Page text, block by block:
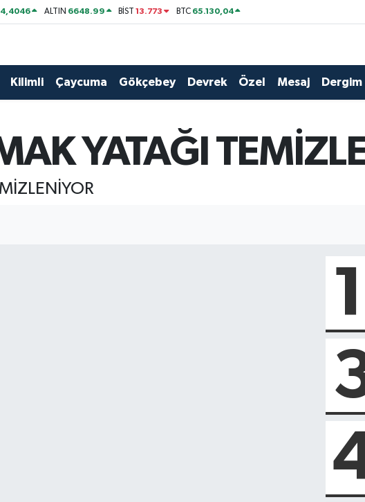
ALTIN 6648.99 BİST13.773 BTC 65.130,04
Kilimli Çaycuma Gökçebey Devrek Özel Mesaj Dergim
YATAĞI
1